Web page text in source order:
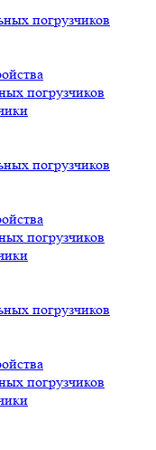
погрузчиков
погрузчиков
погрузчиков
погрузчиков
погрузчиков
погрузчиков